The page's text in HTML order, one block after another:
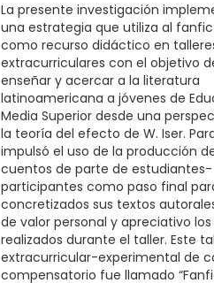
La presente investigación
una estrategia que utiliza al
como recurso didáctico en
extracurriculares con el objetivo
enseñar y acercar a la literatura
latinoamericana a jóvenes de
Media Superior desde una
la teoría del efecto de W. Iser.
impulsó el uso de la producción
cuentos de parte de estudiantes-
participantes como paso final
concretizados sus textos
de valor personal y apreciativo
realizados durante el taller. Este
extracurricular-experimental de
compensatorio fue llamado